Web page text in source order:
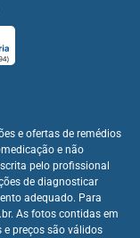
e ofertas de remédios
e não
pelo profissional
de diagnosticar
adequado. Para
As fotos contidas em
preços são válidos